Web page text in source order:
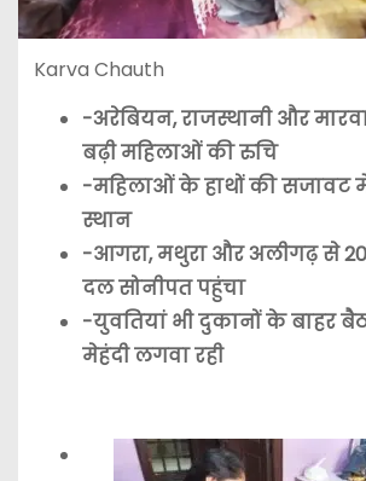
Karva Chauth
-अरेबियन, राजस्थानी और
बढ़ी महिलाओं की रुचि
-महिलाओं के हाथों की सजावट
स्थान
-आगरा, मथुरा और अलीगढ़ से
दल सोनीपत पहुंचा
-युवतियां भी दुकानों के बाहर
मेहंदी लगवा रही